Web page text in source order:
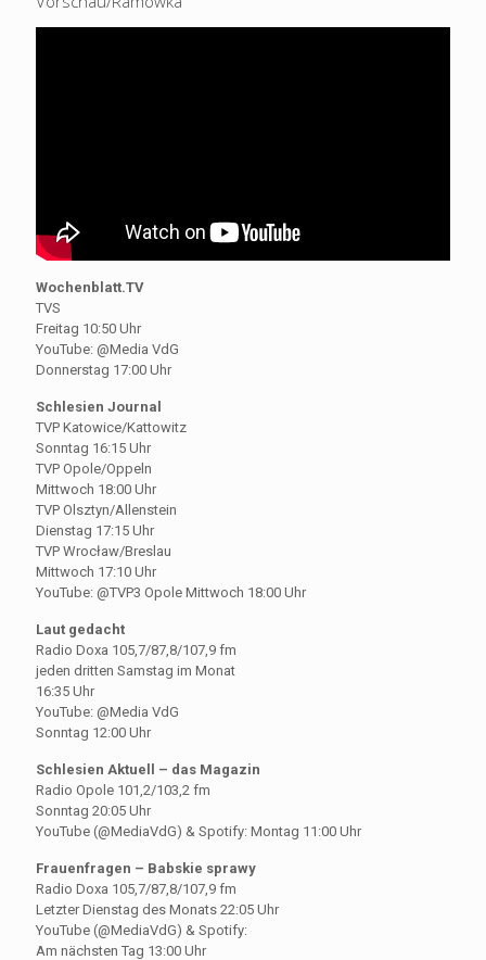
Wochenblatt.TV
TVS
Freitag 10:50 Uhr
YouTube: @Media VdG
Donnerstag 17:00 Uhr
Schlesien Journal
TVP Katowice/Kattowitz
Sonntag 16:15 Uhr
TVP Opole/Oppeln
Mittwoch 18:00 Uhr
TVP Olsztyn/Allenstein
Dienstag 17:15 Uhr
TVP Wrocław/Breslau
Mittwoch 17:10 Uhr
YouTube: @TVP3 Opole Mittwoch 18:00 Uhr
Laut gedacht
Radio Doxa 105,7/87,8/107,9 fm
jeden dritten Samstag im Monat
16:35 Uhr
YouTube: @Media VdG
Sonntag 12:00 Uhr
Schlesien Aktuell – das Magazin
Radio Opole 101,2/103,2 fm
Sonntag 20:05 Uhr
YouTube (@MediaVdG) & Spotify: Montag 11:00 Uhr
Frauenfragen – Babskie sprawy
Radio Doxa 105,7/87,8/107,9 fm
Letzter Dienstag des Monats 22:05 Uhr
YouTube (@MediaVdG) & Spotify:
Am nächsten Tag 13:00 Uhr